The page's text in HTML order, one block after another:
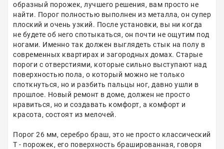
образный порожек, лучшего решения, вам просто не
найти. Порог полностью выполнен из металла, он супер
плоский и очень узкий. После установки, вы ни когда
не будете об него спотыкаться, он почти не ощутим под
ногами. Именно так должен выглядеть стык на полу в
современных квартирах и загородных домах. Старые
пороги с отверстиями, которые сильно выступают над
поверхностью пола, о который можно не только
споткнуться, но и разбить пальцы ног, давно ушли в
прошлое. Новый ремонт в доме, должен не просто
нравиться, но и создавать комфорт, а комфорт и
красота, состоят из мелочей.
Порог 26 мм, серебро браш, это не просто классический
Т - порожек, его поверхность брашированная, говоря